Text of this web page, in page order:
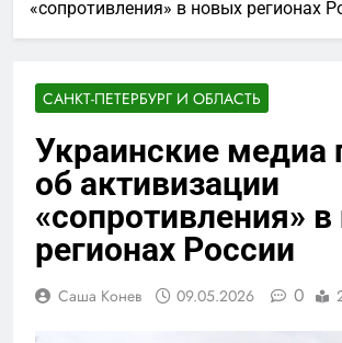
«сопротивления» в новых регионах
САНКТ-ПЕТЕРБУРГ И ОБЛАСТЬ
Украинские медиа
об активизации
«сопротивления»
регионах России
Саша Конев 09.05.2026 0